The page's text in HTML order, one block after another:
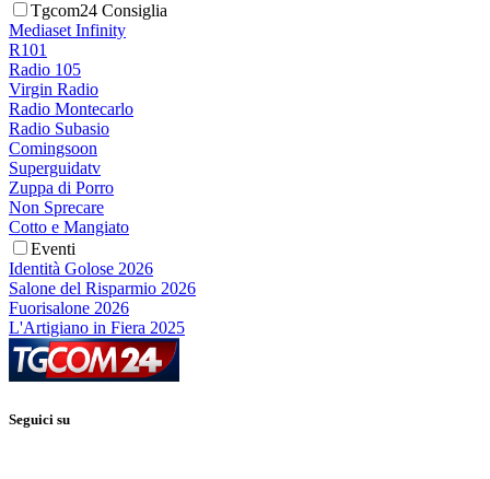
Tgcom24 Consiglia
Mediaset Infinity
R101
Radio 105
Virgin Radio
Radio Montecarlo
Radio Subasio
Comingsoon
Superguidatv
Zuppa di Porro
Non Sprecare
Cotto e Mangiato
Eventi
Identità Golose 2026
Salone del Risparmio 2026
Fuorisalone 2026
L'Artigiano in Fiera 2025
Seguici su